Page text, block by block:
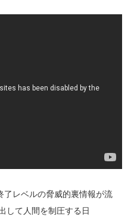
了レベルの脅威的裏情報が流
して人間を制圧する日